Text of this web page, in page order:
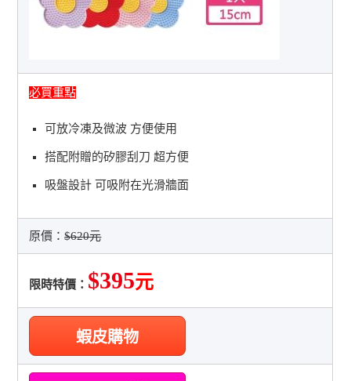
必買重點
可放冷凍及微波 方便使用
搭配附贈的矽膠刮刀 超方便
吸盤設計 可吸附在光滑牆面
原價：$620元
限時特價： $395元
蝦皮購物